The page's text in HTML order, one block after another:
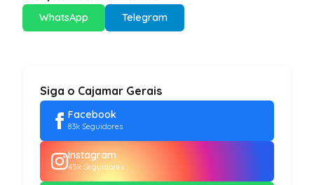
WhatsApp Telegram
Siga o Cajamar Gerais
Facebook
83k Seguidores
Instagram
45k Seguidores